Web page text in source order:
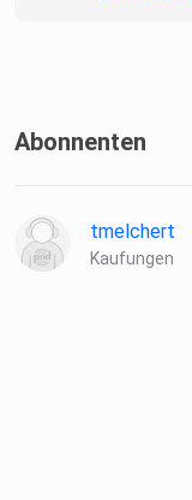
Abonnenten
tmelchert
Kaufungen